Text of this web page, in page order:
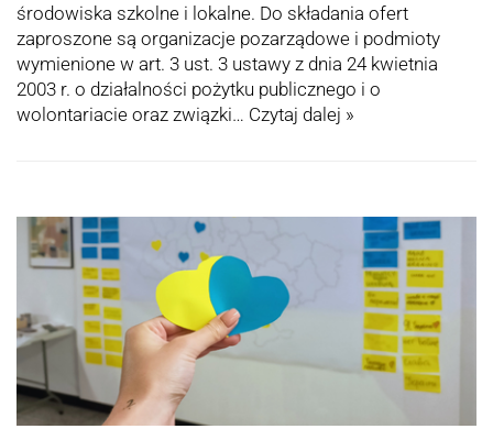
środowiska szkolne i lokalne. Do składania ofert
zaproszone są organizacje pozarządowe i podmioty
wymienione w art. 3 ust. 3 ustawy z dnia 24 kwietnia
2003 r. o działalności pożytku publicznego i o
wolontariacie oraz związki… Czytaj dalej »